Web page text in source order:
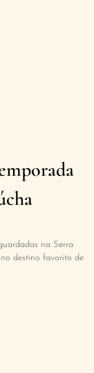
na Serra
destino favorito de